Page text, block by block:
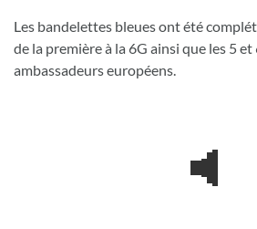
Les bandelettes bleues ont été
de la première à la 6G ainsi que les 5 et
ambassadeurs européens.